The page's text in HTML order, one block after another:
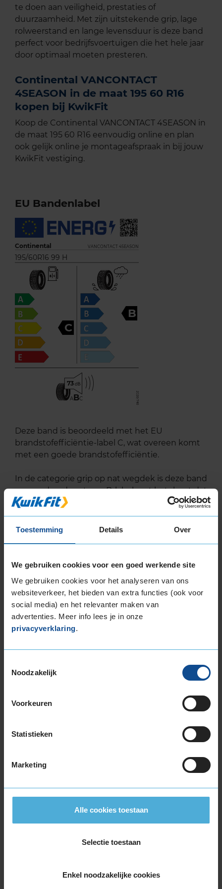
Toestemming Details Over
We gebruiken cookies voor een goed werkende site
We gebruiken cookies voor het analyseren van ons
websiteverkeer, het bieden van extra functies (ook voor
social media) en het relevanter maken van
advertenties. Meer info lees je in onze
privacyverklaring.
Noodzakelijk
Voorkeuren
Statistieken
Marketing
Alle cookies toestaan
Selectie toestaan
Enkel noodzakelijke cookies
te doen aan veiligheid, prestaties of
duurzaamheid. Met zijn uitstekende grip, lage
rolweerstand en lange levensduur is deze band
perfect voor bedrijfsvoertuigen die het hele jaar
door optimaal moeten presteren.
Continental VANCONTACT
4SEASON in de maat 195 60 R16
kopen bij KwikFit
Koop de Continental VANCONTACT 4SEASON in
de maat 195 60 R16 eenvoudig online en plan
ook gelijk online je montageafspraak in bij jouw
KwikFit vestiging.
EU Bandenlabel
Continental VANCONTACT 4SEASON
195/60R16 99 H
C
B
73
ABC
Deze band is beoordeeld met het EU
brandstofefficiëntie-label C, wat overeen komt
met een goede brandstofefficiëntie.
In de categorie grip op nat wegdek is deze band
gewaardeerd met een B-label, wat betekent dat
deze band zeer goede grip heeft bij natte
weersomstandigheden.
een normale geluidsproductie heeft.
Wil je nog meer informatie over het
bandenlabel van deze band, klik danhier
Bridgestone DURAVIS ALL SEASON
€ 178,00